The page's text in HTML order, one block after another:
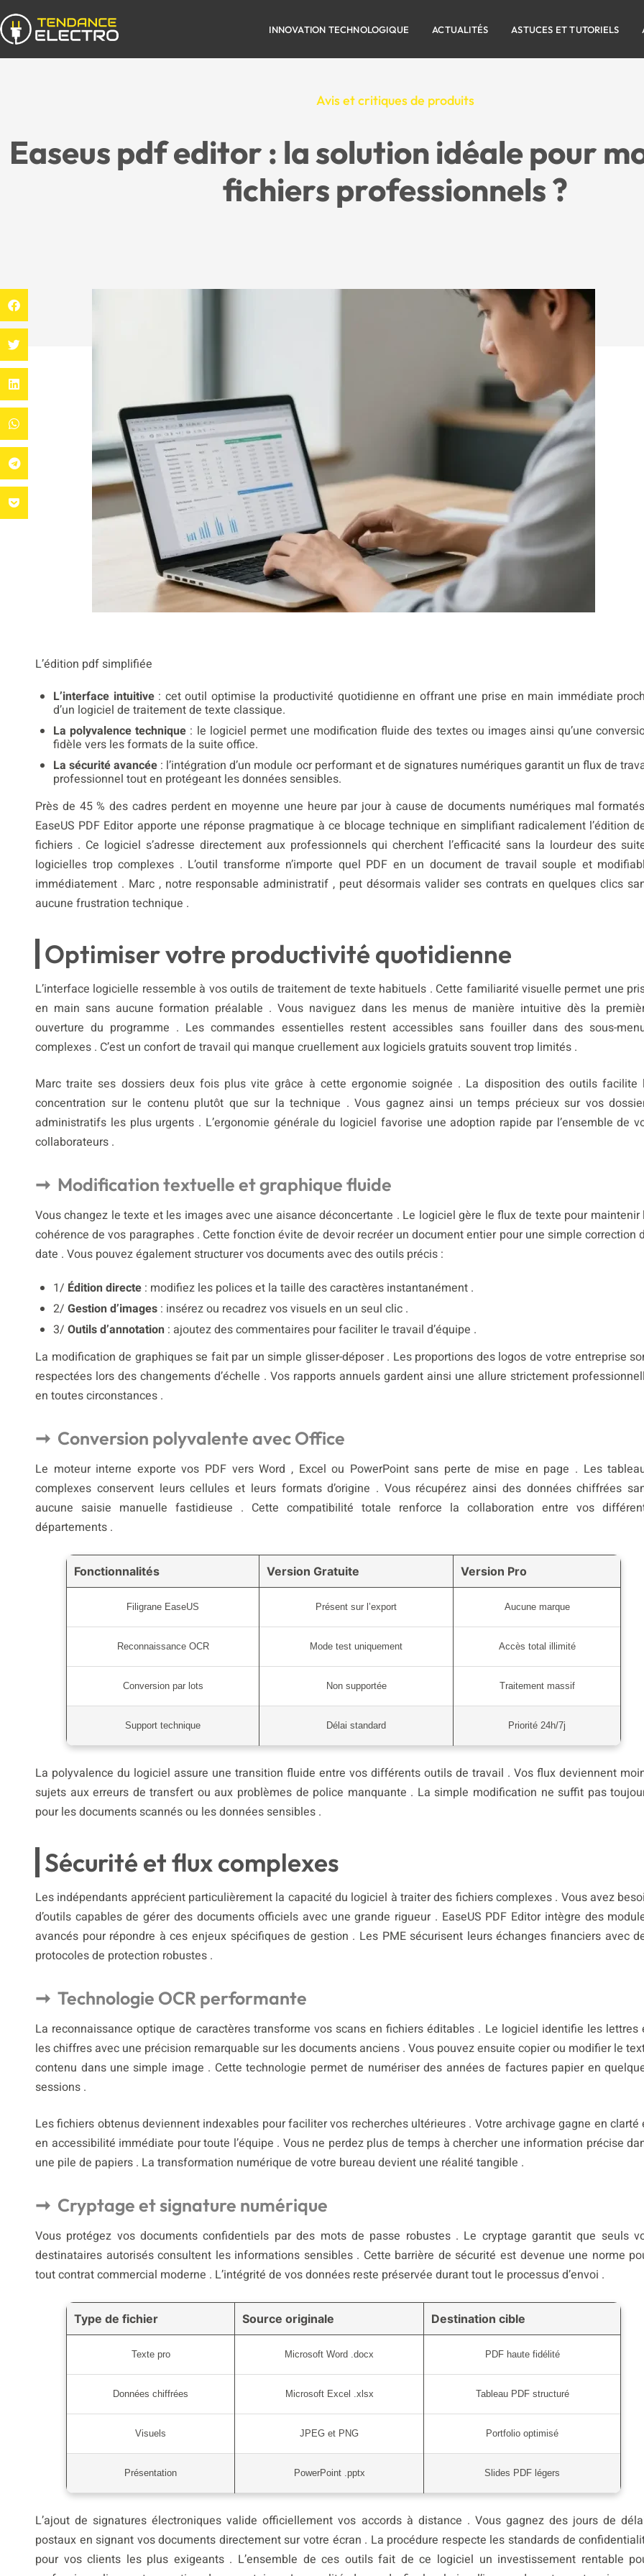
INNOVATION TECHNOLOGIQUE ACTUALITÉS ASTUCES ET TUTORIELS
Avis et critiques de produits
Easeus pdf editor : la solution idéale pour
fichiers professionnels ?
L’édition pdf simplifiée
L’interface intuitive: cet outil optimise la productivité quotidienne en offrant une prise en main immédiate
d’un logiciel de traitement de texte classique.
La polyvalence technique : le logiciel permet une modification fluide des textes ou images ainsi qu’une
fidèle vers les formats de la suite office.
La sécurité avancée : l’intégration d’un module ocr performant et de signatures numériques garantit un flux de
professionnel tout en protégeant les données sensibles.
Près de 45 % des cadres perdent en moyenne une heure par jour à cause de documents numériques mal
EaseUS PDF Editor apporte une réponse pragmatique à ce blocage technique en simplifiant radicalement l’édition
fichiers . Ce logiciel s’adresse directement aux professionnels qui cherchent l’efficacité sans la lourdeur des
logicielles trop complexes . L’outil transforme n’importe quel PDF en un document de travail souple et
immédiatement . Marc , notre responsable administratif , peut désormais valider ses contrats en quelques clics
aucune frustration technique .
Optimiser votre productivité quotidienne
L’interface logicielle ressemble à vos outils de traitement de texte habituels . Cette familiarité visuelle permet une
en main sans aucune formation préalable . Vous naviguez dans les menus de manière intuitive dès la
ouverture du programme . Les commandes essentielles restent accessibles sans fouiller dans des sous-
complexes . C’est un confort de travail qui manque cruellement aux logiciels gratuits souvent trop limités .
Marc traite ses dossiers deux fois plus vite grâce à cette ergonomie soignée . La disposition des outils facilite
concentration sur le contenu plutôt que sur la technique . Vous gagnez ainsi un temps précieux sur vos
administratifs les plus urgents . L’ergonomie générale du logiciel favorise une adoption rapide par l’ensemble de
collaborateurs .
Modification textuelle et graphique fluide
Vous changez le texte et les images avec une aisance déconcertante . Le logiciel gère le flux de texte pour maintenir
cohérence de vos paragraphes . Cette fonction évite de devoir recréer un document entier pour une simple correction
date . Vous pouvez également structurer vos documents avec des outils précis :
1/ Édition directe : modifiez les polices et la taille des caractères instantanément .
2/Gestion d’images : insérez ou recadrez vos visuels en un seul clic .
3/Outils d’annotation : ajoutez des commentaires pour faciliter le travail d’équipe .
La modification de graphiques se fait par un simple glisser-déposer . Les proportions des logos de votre entreprise
respectées lors des changements d’échelle . Vos rapports annuels gardent ainsi une allure strictement
en toutes circonstances .
Conversion polyvalente avec Office
Le moteur interne exporte vos PDF vers Word , Excel ou PowerPoint sans perte de mise en page . Les
complexes conservent leurs cellules et leurs formats d’origine . Vous récupérez ainsi des données chiffrées
aucune saisie manuelle fastidieuse . Cette compatibilité totale renforce la collaboration entre vos
départements .
Fonctionnalités Version Gratuite Version Pro
Filigrane EaseUS Présent sur l’export Aucune marque
Reconnaissance OCR Mode test uniquement Accès total illimité
Conversion par lots Non supportée Traitement massif
Support technique Délai standard Priorité 24h/7j
La polyvalence du logiciel assure une transition fluide entre vos différents outils de travail . Vos flux deviennent
sujets aux erreurs de transfert ou aux problèmes de police manquante . La simple modification ne suffit pas
pour les documents scannés ou les données sensibles .
Sécurité et flux complexes
Les indépendants apprécient particulièrement la capacité du logiciel à traiter des fichiers complexes . Vous avez
d’outils capables de gérer des documents officiels avec une grande rigueur . EaseUS PDF Editor intègre des
avancés pour répondre à ces enjeux spécifiques de gestion . Les PME sécurisent leurs échanges financiers avec
protocoles de protection robustes .
Technologie OCR performante
La reconnaissance optique de caractères transforme vos scans en fichiers éditables . Le logiciel identifie les lettres
les chiffres avec une précision remarquable sur les documents anciens . Vous pouvez ensuite copier ou modifier le
contenu dans une simple image . Cette technologie permet de numériser des années de factures papier en
sessions .
Les fichiers obtenus deviennent indexables pour faciliter vos recherches ultérieures . Votre archivage gagne en clarté
en accessibilité immédiate pour toute l’équipe . Vous ne perdez plus de temps à chercher une information précise
une pile de papiers . La transformation numérique de votre bureau devient une réalité tangible .
Cryptage et signature numérique
Vous protégez vos documents confidentiels par des mots de passe robustes . Le cryptage garantit que seuls
destinataires autorisés consultent les informations sensibles . Cette barrière de sécurité est devenue une norme
tout contrat commercial moderne . L’intégrité de vos données reste préservée durant tout le processus d’envoi .
Type de fichier Source originale Destination cible
Texte pro Microsoft Word .docx PDF haute fidélité
Données chiffrées Microsoft Excel .xlsx Tableau PDF structuré
Visuels JPEG et PNG Portfolio optimisé
Présentation PowerPoint .pptx Slides PDF légers
L’ajout de signatures électroniques valide officiellement vos accords à distance . Vous gagnez des jours de
postaux en signant vos documents directement sur votre écran . La procédure respecte les standards de
pour vos clients les plus exigeants . L’ensemble de ces outils fait de ce logiciel un investissement rentable